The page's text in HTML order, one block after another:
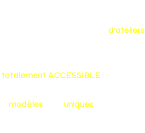
d'ateliers
totalement ACCESSIBLE
modèles uniques